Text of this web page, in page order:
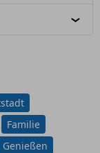
Familie
Genießen